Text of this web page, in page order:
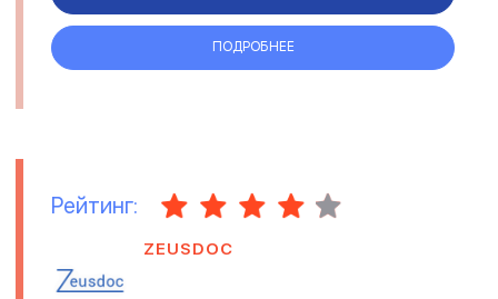
ПОДРОБНЕЕ
Рейтинг:
ZEUSDOC